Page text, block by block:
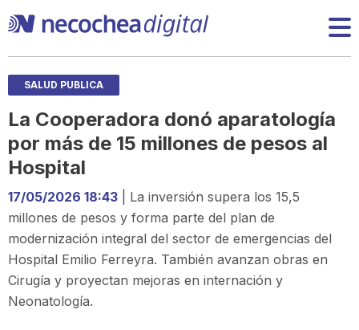
SALUD PUBLICA
La Cooperadora donó aparatología
por más de 15 millones de pesos al
Hospital
17/05/2026 18:43 | La inversión supera los 15,5
millones de pesos y forma parte del plan de
modernización integral del sector de emergencias del
Hospital Emilio Ferreyra. También avanzan obras en
Cirugía y proyectan mejoras en internación y
Neonatología.